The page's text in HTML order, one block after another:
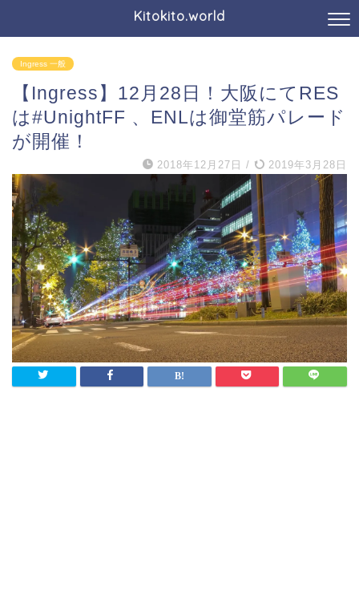
Kitokito.world
Ingress 一般
【Ingress】12月28日！大阪にてRES
は#UnightFF 、ENLは御堂筋パレード
が開催！
2018年12月27日 / 2019年3月28日